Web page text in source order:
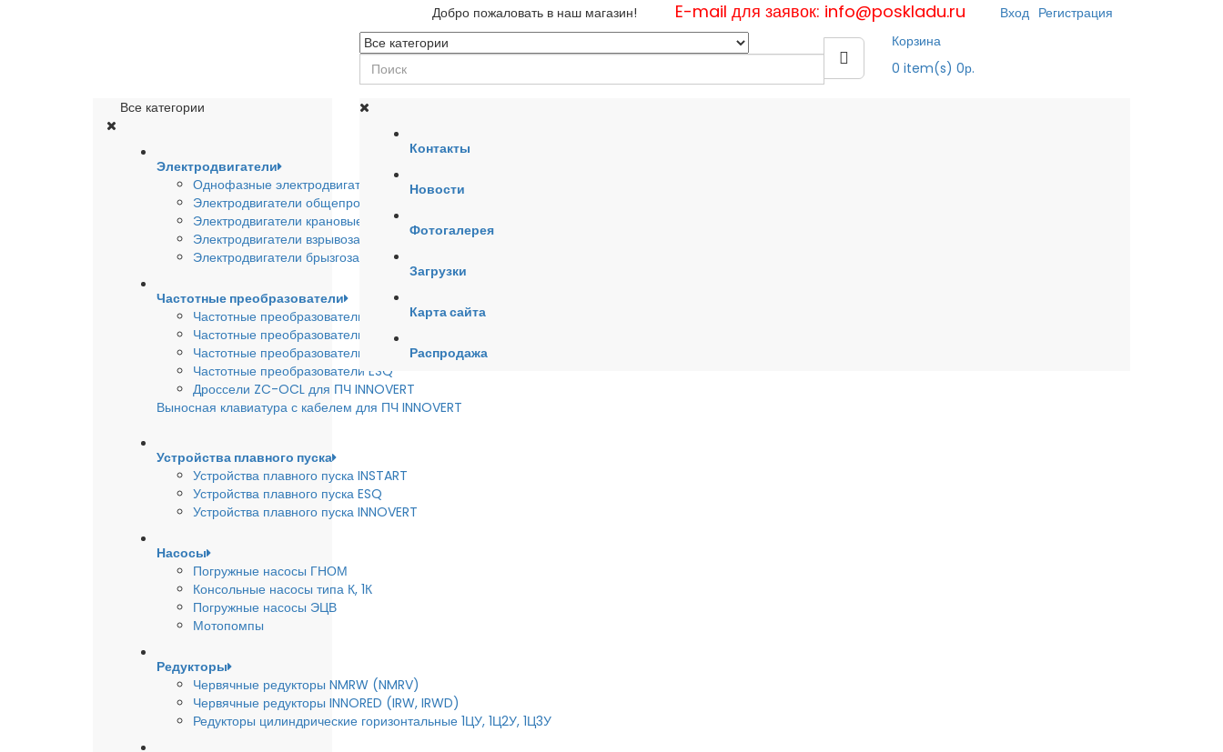
Добро пожаловать в наш магазин! E-mail для заявок: info@poskladu.ru Вход Регистрация
Корзина
0 item(s) 0р.
Все категории
Электродвигатели
Однофазные электродвигатели
Электродвигатели общепромышленные
Электродвигатели крановые
Электродвигатели взрывозащишенные
Электродвигатели брызгозащищенные
Частотные преобразователи
Частотные преобразователи INSTART
Частотные преобразователи INNOVERT
Частотные преобразователи HYUNDAI
Частотные преобразователи ESQ
Дроссели ZC-OCL для ПЧ INNOVERT
Выносная клавиатура с кабелем для ПЧ INNOVERT
Устройства плавного пуска
Устройства плавного пуска INSTART
Устройства плавного пуска ESQ
Устройства плавного пуска INNOVERT
Насосы
Погружные насосы ГНОМ
Консольные насосы типа К, 1К
Погружные насосы ЭЦВ
Мотопомпы
Редукторы
Червячные редукторы NMRW (NMRV)
Червячные редукторы INNORED (IRW, IRWD)
Редукторы цилиндрические горизонтальные 1ЦУ, 1Ц2У, 1Ц3У
Контакты
Новости
Фотогалерея
Загрузки
Карта сайта
Распродажа